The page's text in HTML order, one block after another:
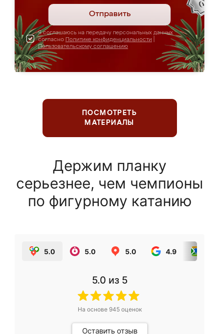
Отправить
Я соглашаюсь на передачу персональных данных
согласно Политике конфиденциальности
Пользовательскому соглашению
ПОСМОТРЕТЬ
МАТЕРИАЛЫ
Держим планку
серьезнее, чем чемпионы
по фигурному катанию
5.0 5.0 5.0 4.9
5.0 из 5
На основе 945оценок
Оставить отзыв